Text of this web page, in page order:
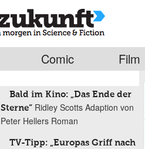
Comic Film
Bald im Kino: „Das Ende der
Sterne“ Ridley Scotts Adaption von
Peter Hellers Roman
TV-Tipp: „Europas Griff nach